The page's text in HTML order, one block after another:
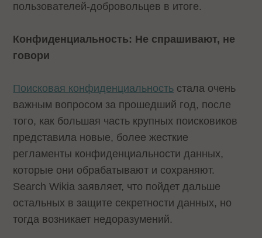
пользователей-добровольцев в итоге.
Конфиденциальность: Не спрашивают, не
говори
Поисковая конфиденциальность стала очень
важным вопросом за прошедший год, после
того, как большая часть крупных поисковиков
представила новые, более жесткие
регламенты конфиденциальности данных,
которые они обрабатывают и сохраняют.
Search Wikia заявляет, что пойдет дальше
остальных в защите секретности данных, но
тогда возникает недоразумений.